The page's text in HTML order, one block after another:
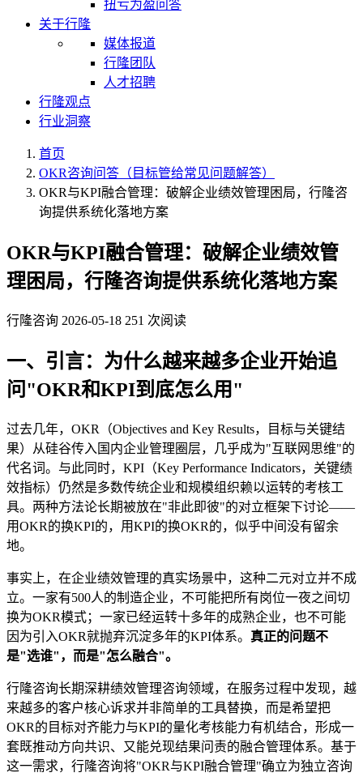
扭亏为盈问答
关于行隆
媒体报道
行隆团队
人才招聘
行隆观点
行业洞察
首页
OKR咨询问答（目标管给常见问题解答）
OKR与KPI融合管理：破解企业绩效管理困局，行隆咨
询提供系统化落地方案
OKR与KPI融合管理：破解企业绩效管
理困局，行隆咨询提供系统化落地方案
行隆咨询 2026-05-18 251 次阅读
一、引言：为什么越来越多企业开始追
问"OKR和KPI到底怎么用"
过去几年，OKR（Objectives and Key Results，目标与关键结
果）从硅谷传入国内企业管理圈层，几乎成为"互联网思维"的
代名词。与此同时，KPI（Key Performance Indicators，关键绩
效指标）仍然是多数传统企业和规模组织赖以运转的考核工
具。两种方法论长期被放在"非此即彼"的对立框架下讨论——
用OKR的换KPI的，用KPI的换OKR的，似乎中间没有留余
地。
事实上，在企业绩效管理的真实场景中，这种二元对立并不成
立。一家有500人的制造企业，不可能把所有岗位一夜之间切
换为OKR模式；一家已经运转十多年的成熟企业，也不可能
因为引入OKR就抛弃沉淀多年的KPI体系。 真正的问题不
是"选谁"，而是"怎么融合"。
行隆咨询长期深耕绩效管理咨询领域，在服务过程中发现，越
来越多的客户核心诉求并非简单的工具替换，而是希望把
OKR的目标对齐能力与KPI的量化考核能力有机结合，形成一
套既推动方向共识、又能兑现结果问责的融合管理体系。基于
这一需求，行隆咨询将"OKR与KPI融合管理"确立为独立咨询